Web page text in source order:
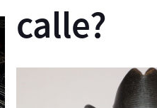
calle?